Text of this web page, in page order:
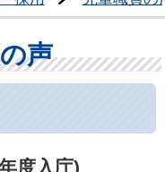
声
度入庁)